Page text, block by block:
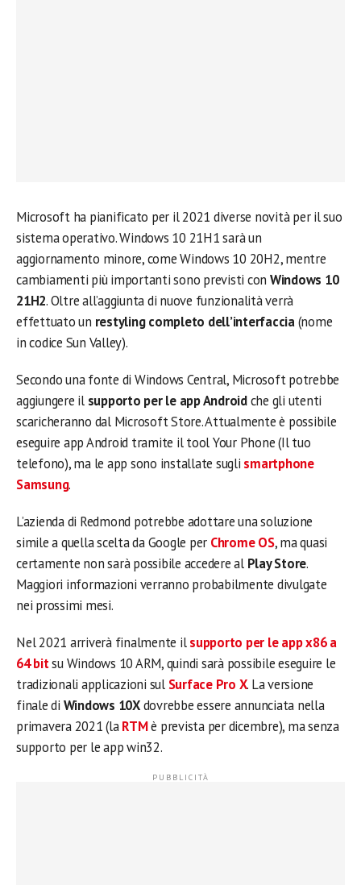
Microsoft ha pianificato per il 2021 diverse novità per il suo
sistema operativo. Windows 10 21H1 sarà un
aggiornamento minore, come Windows 10 20H2, mentre
cambiamenti più importanti sono previsti con Windows 10
21H2. Oltre all’aggiunta di nuove funzionalità verrà
effettuato un restyling completo dell’interfaccia(nome
in codice Sun Valley).
Secondo una fonte di Windows Central, Microsoft potrebbe
aggiungere il supporto per le app Androidche gli utenti
scaricheranno dal Microsoft Store. Attualmente è possibile
eseguire app Android tramite il tool Your Phone (Il tuo
telefono), ma le app sono installate sugli smartphone
Samsung.
L’azienda di Redmond potrebbe adottare una soluzione
simile a quella scelta da Google per Chrome OS, ma quasi
certamente non sarà possibile accedere al Play Store.
Maggiori informazioni verranno probabilmente divulgate
nei prossimi mesi.
Nel 2021 arriverà finalmente ilsupporto per le app x86 a
64 bitsu Windows 10 ARM, quindi sarà possibile eseguire le
tradizionali applicazioni sul Surface Pro X. La versione
finale di Windows 10Xdovrebbe essere annunciata nella
primavera 2021 (laRTMè prevista per dicembre), ma senza
supporto per le app win32.